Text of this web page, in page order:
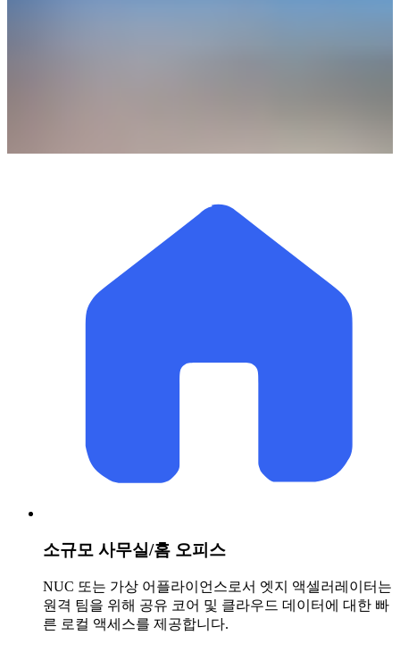
소규모 사무실/홈 오피스
NUC 또는 가상 어플라이언스로서 엣지 액셀러레이터는
원격 팀을 위해 공유 코어 및 클라우드 데이터에 대한 빠
른 로컬 액세스를 제공합니다.